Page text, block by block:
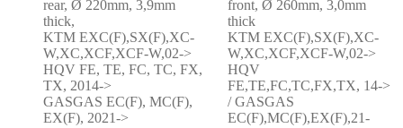
rear, Ø 220mm, 3,9mm
thick,
KTM EXC(F),SX(F),XC-
W,XC,XCF,XCF-W,02->
HQV FE, TE, FC, TC, FX,
TX, 2014->
GASGAS EC(F), MC(F),
EX(F), 2021->
front, Ø 260mm, 3,0mm
thick
KTM EXC(F),SX(F),XC-
W,XC,XCF,XCF-W,02->
HQV
FE,TE,FC,TC,FX,TX, 14->
/ GASGAS
EC(F),MC(F),EX(F),21-